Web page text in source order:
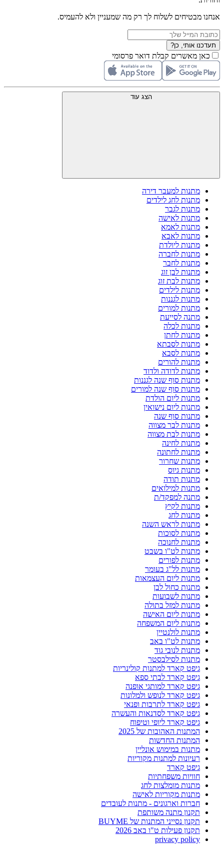
אנחנו מבטיחים לשלוח לך רק מה שמעניין ולא להעמיס.
תעדכנו אותי, כן?
כאן מאשרים קבלת דואר פרסומי
הצג עוד
מתנות למעבר דירה
מתנות לחג לילדים
מתנות לגבר
מתנות לאישה
מתנות לאמא
מתנות לאבא
מתנות ליולדת
מתנות לחברה
מתנות לחבר
מתנות לבן זוג
מתנות לבת זוג
מתנות לילדים
מתנות לגננות
מתנות למורים
מתנה לסייעת
מתנות לכלה
מתנות לחתן
מתנות לסבתא
מתנות לסבא
מתנות להורים
מתנות לדודה ולדוד
מתנות סוף שנה לגננות
מתנות סוף שנה למורים
מתנות ליום הולדת
מתנות ליום נישואין
מתנות סוף שנה
מתנות לבר מצווה
מתנות לבת מצווה
מתנות לחינה
מתנות לחתונה
מתנות שחרור
מתנות גיוס
מתנות תודה
מתנות למילואים
מתנה למפקד/ת
מתנות לקיץ
מתנות לחג
מתנות לראש השנה
מתנות לסוכות
מתנות לחנוכה
מתנות לט"ו בשבט
מתנות לפורים
מתנות לל"ג בעומר
מתנות ליום העצמאות
מתנות כחול לבן
מתנות לשבועות
מתנות למזל בתולה
מתנות ליום האישה
מתנות ליום המשפחה
מתנות לולנטיין
מתנות לט"ו באב
מתנות לנובי גוד
מתנות לסילבסטר
גיפט קארד למתנות קולינריות
גיפט קארד לבתי ספא
גיפט קארד למותגי אופנה
גיפט קארד לנופש ולמלונות
גיפט קארד לתרבות ופנאי
גיפט קארד לסדנאות והעשרה
גיפט קארד ליופי וטיפוח
המתנות האהובות של 2025
המתנות החדשות
מתנות במימוש אונליין
רעיונות למתנות מקוריות
גיפט קארד
חוויות משפחתיות
מתנות מומלצות לחג
מתנות מקוריות לאישה
חברות וארגונים - מתנות לעובדים
תקנון מתנה משותפת
תקנון נסייני המתנות של BUYME
תקנון פעילות ט"ו באב 2026
privacy policy